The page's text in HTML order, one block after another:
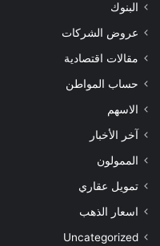
البنوك
عروض الشركات
مقالات اقتصادية
حساب المواطن
الاسهم
آخر الأخبار
الممولون
تمويل عقاري
اسعار الذهب
Uncategorized